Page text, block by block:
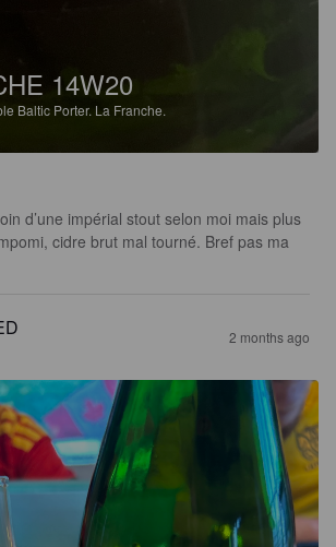
14W20
Baltic Porter. La Franche.
d’une impérial stout selon moi mais plus
cidre brut mal tourné. Bref pas ma
2 months ago